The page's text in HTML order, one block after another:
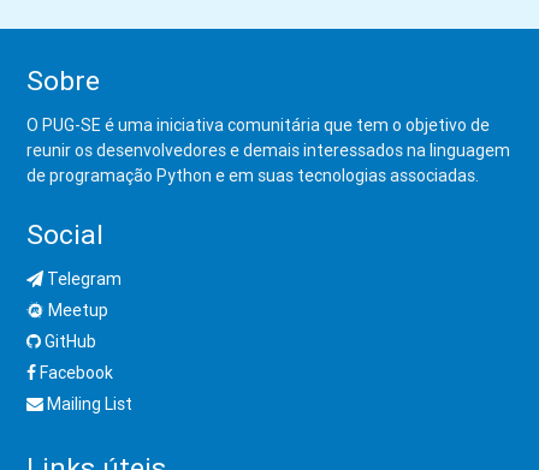
Sobre
O PUG-SE é uma iniciativa comunitária que tem o objetivo de
reunir os desenvolvedores e demais interessados na linguagem
de programação Python e em suas tecnologias associadas.
Social
Telegram
Meetup
GitHub
Facebook
Mailing List